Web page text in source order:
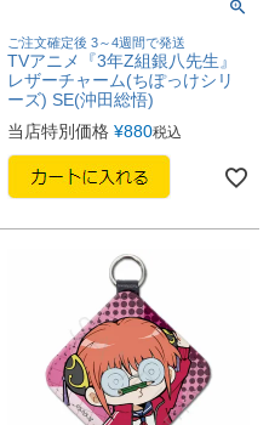
ご注文確定後 3～4週間で発送
TVアニメ『3年Z組銀八先生』
レザーチャーム(ちぽっけシリ
ーズ) SE(沖田総悟)
当店特別価格 ¥880税込